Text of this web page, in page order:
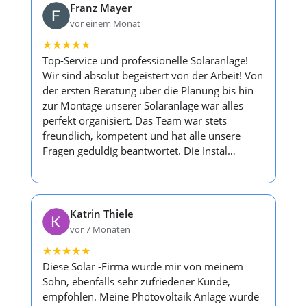
Franz Mayer
vor einem Monat
★★★★★
Top-Service und professionelle Solaranlage!
Wir sind absolut begeistert von der Arbeit! Von
der ersten Beratung über die Planung bis hin
zur Montage unserer Solaranlage war alles
perfekt organisiert. Das Team war stets
freundlich, kompetent und hat alle unsere
Fragen geduldig beantwortet. Die Instal…
Katrin Thiele
vor 7 Monaten
★★★★★
Diese Solar -Firma wurde mir von meinem
Sohn, ebenfalls sehr zufriedener Kunde,
empfohlen. Meine Photovoltaik Anlage wurde